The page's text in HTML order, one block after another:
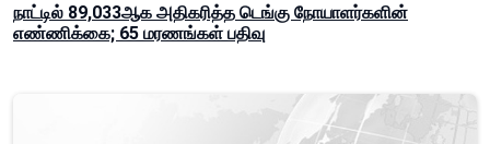
நாட்டில் 89,033ஆக அதிகரித்த டெங்கு நோயாளர்களின்
எண்ணிக்கை; 65 மரணங்கள் பதிவு